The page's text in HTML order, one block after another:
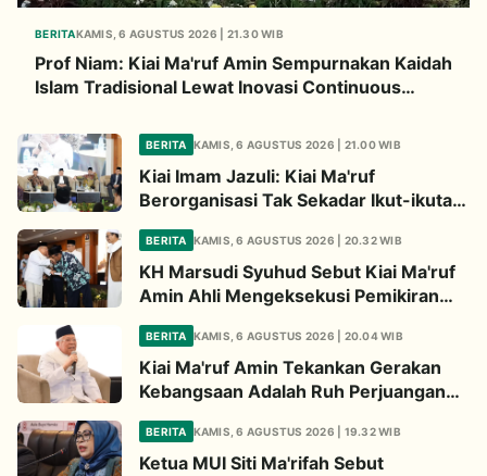
BERITAKAMIS, 6 AGUSTUS 2026 | 21.30 WIB
Prof Niam: Kiai Ma'ruf Amin Sempurnakan Kaidah
Islam Tradisional Lewat Inovasi Continuous
BERITA KAMIS, 6 AGUSTUS 2026 | 21.00 WIB
Kiai Imam Jazuli: Kiai Ma'ruf
Berorganisasi Tak Sekadar Ikut-ikutan,
BERITA KAMIS, 6 AGUSTUS 2026 | 20.32 WIB
KH Marsudi Syuhud Sebut Kiai Ma'ruf
Amin Ahli Mengeksekusi Pemikiran
Jadi Kebijakan Nyata
BERITA KAMIS, 6 AGUSTUS 2026 | 20.04 WIB
Kiai Ma'ruf Amin Tekankan Gerakan
Kebangsaan Adalah Ruh Perjuangan
Ulama
BERITA KAMIS, 6 AGUSTUS 2026 | 19.32 WIB
Ketua MUI Siti Ma'rifah Sebut